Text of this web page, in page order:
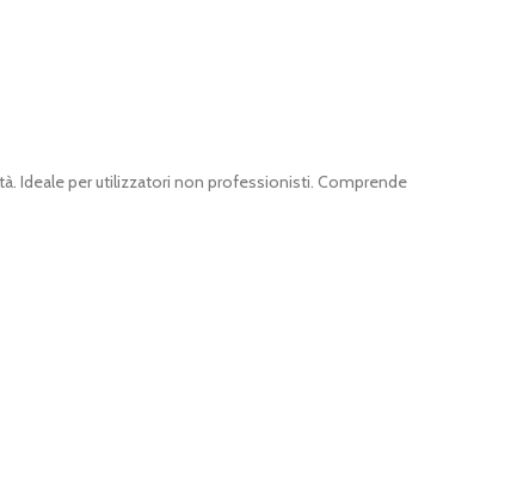
Ideale per utilizzatori non professionisti. Comprende